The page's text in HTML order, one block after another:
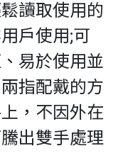
讀取使用的
戶使用;可
易於使用並
指配戴的方
，不因外在
出雙手處理